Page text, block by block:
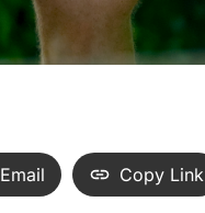
Email Copy Link